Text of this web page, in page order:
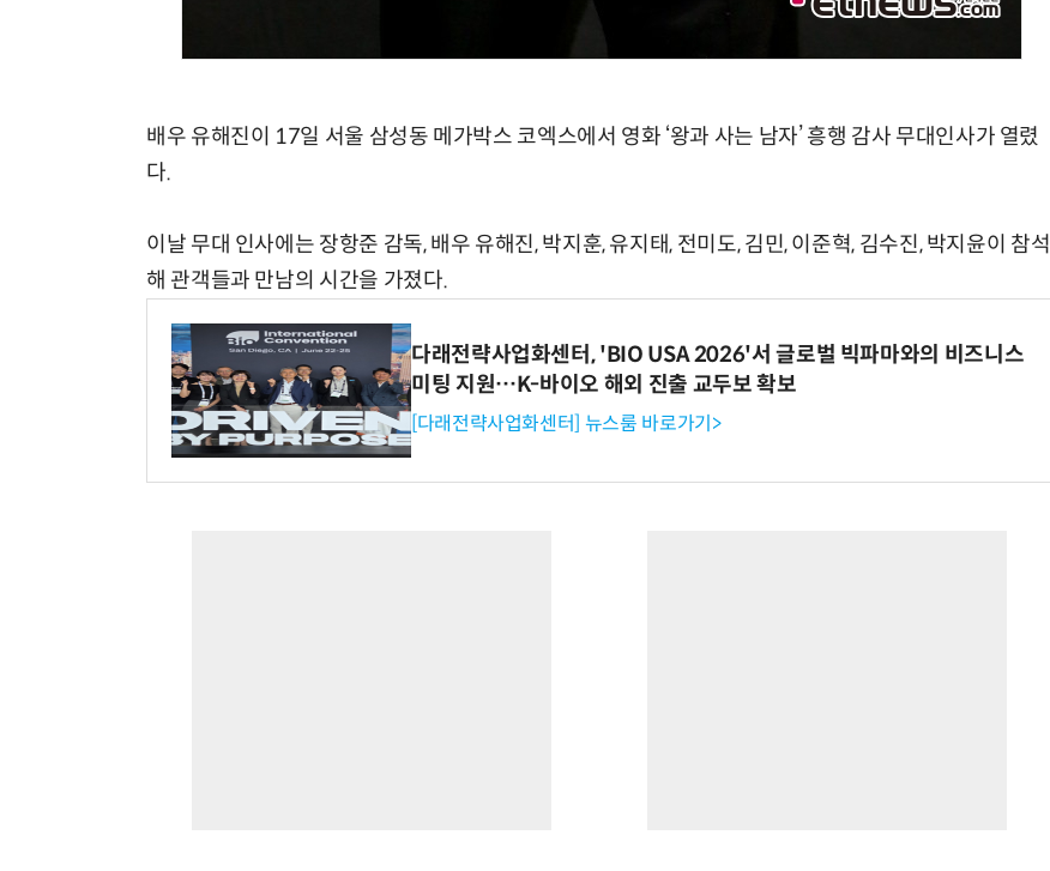
배우 유해진이 17일 서울 삼성동 메가박스 코엑스에서 영화 ‘왕과 사는 남자’ 흥행 감사 무대인사가 열렸
다.
이날 무대 인사에는 장항준 감독, 배우 유해진, 박지훈, 유지태, 전미도, 김민, 이준혁, 김수진, 박지윤이 참석
해 관객들과 만남의 시간을 가졌다.
다래전략사업화센터, 'BIO USA 2026'서 글로벌 빅파마와의 비즈니스
미팅 지원…K-바이오 해외 진출 교두보 확보
[다래전략사업화센터] 뉴스룸 바로가기>